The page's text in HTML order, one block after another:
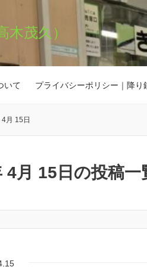
木茂久）
いて プライバシーポリシー｜降り
月 15日
4月 15日の投稿一